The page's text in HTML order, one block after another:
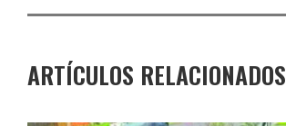
ARTÍCULOS RELACIONADOS